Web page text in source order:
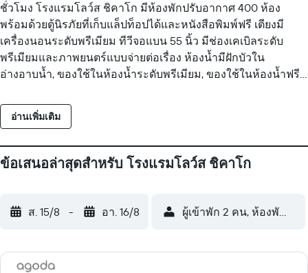
ชั่วโมง โรงแรมโลว์ส ชิคาโก มีห้องพักปรับอากาศ 400 ห้อง
พร้อมด้วยตู้นิรภัยที่เก็บแล็ปท็อปได้และหนังสือพิมพ์ฟรี เตียงมี
เครื่องนอนระดับพรีเมียม ทีวีจอแบน 55 นิ้ว มีช่องเคเบิลระดับ
พรีเมียมและภาพยนตร์แบบจ่ายต่อเรื่อง ห้องน้ำมีฝักบัวใน
อ่างอาบน้ำ, ของใช้ในห้องน้ำระดับพรีเมียม, ของใช้ในห้องน้ำฟรี
สายและ Wi-Fi ให้บริการฟรี มีโต๊ะทำงาน และ โทรศัพท์ ให้บริการ
นอกจากนี้ ห้องพักยังประกอบด้วย เครื่องชงกาแฟ/ชา และ เตารีด/
ทุกวัน และคุณยังสามารถขอบริการและสิ่งอำนวยความสะดวก
เช่น ไมโครเวฟ ได้อีกด้วย สิ่งอำนวยความสะดวกด้านสันทนาการ
ล่างนี้มีให้บริการภายในบริเวณโรงแรมหรือในบริเวณใกล้เคียง
อ่านเพิ่มเติม
ข้อเสนอล่าสุดสำหรับ โรงแรมโลว์ส ชิคาโก
ส. 15/8 - อา. 16/8 ผู้เข้าพัก 2 คน, ห้องพัก 1 ห้